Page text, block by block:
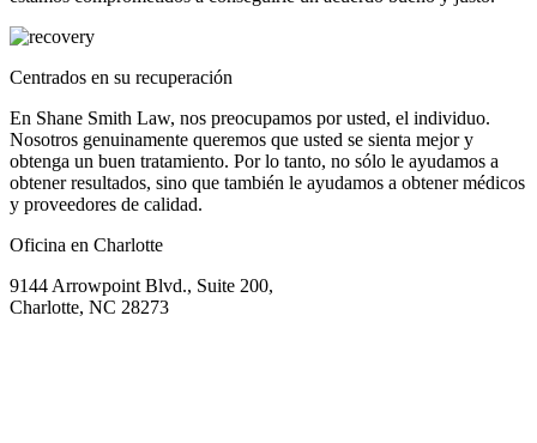
Centrados en su recuperación
En Shane Smith Law, nos preocupamos por usted, el individuo.
Nosotros genuinamente queremos que usted se sienta mejor y
obtenga un buen tratamiento. Por lo tanto, no sólo le ayudamos a
obtener resultados, sino que también le ayudamos a obtener médicos
y proveedores de calidad.
Oficina en Charlotte
9144 Arrowpoint Blvd., Suite 200,
Charlotte, NC 28273